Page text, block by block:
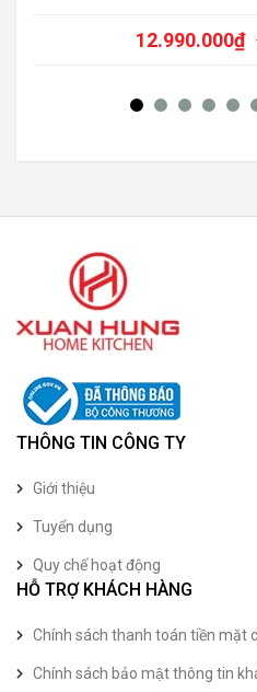
12.990.000₫
THÔNG TIN CÔNG TY
Giới thiệu
Tuyển dụng
Quy chế hoạt động
HỖ TRỢ KHÁCH HÀNG
Chính sách thanh toán tiền mặt
Chính sách bảo mật thông tin